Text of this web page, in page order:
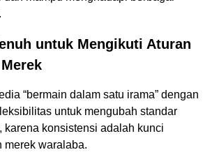
untuk Mengikuti Aturan
“bermain dalam satu irama” dengan
untuk mengubah standar
karena konsistensi adalah kunci
merek waralaba.